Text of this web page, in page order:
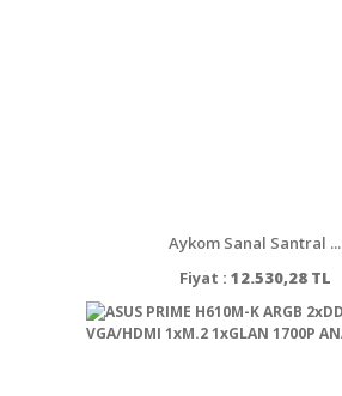
Aykom Sanal Santral ...
Fiyat : 12.530,28 TL